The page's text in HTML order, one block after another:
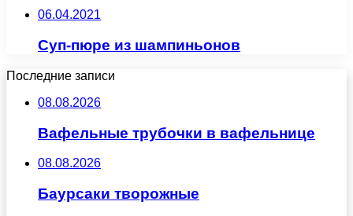
06.04.2021
Суп-пюре из шампиньонов
Последние записи
08.08.2026
Вафельные трубочки в вафельнице
08.08.2026
Баурсаки творожные